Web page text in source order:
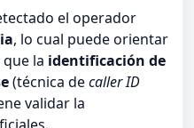
el operador
, lo cual puede orientar
la identificación de
(técnica decaller ID
validar la